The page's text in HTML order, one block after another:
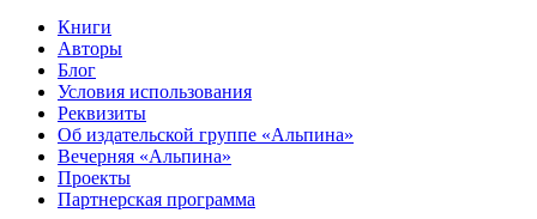
Книги
Авторы
Блог
Условия использования
Реквизиты
Об издательской группе «Альпина»
Вечерняя «Альпина»
Проекты
Партнерская программа